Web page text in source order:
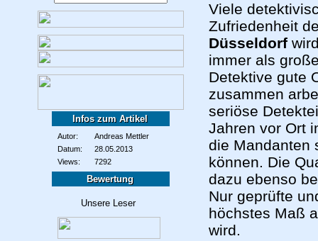
Infos zum Artikel
Autor:
Andreas Mettler
Datum:
28.05.2013
Views:
7292
Bewertung
Viele
Zufriedenheit
Düsseldorf
immer als
Detektive gute
zusammen
seriöse
Jahren vor Ort
die Mandanten
können. Die
dazu ebenso
Nur geprüfte
höchstes Maß
wird.